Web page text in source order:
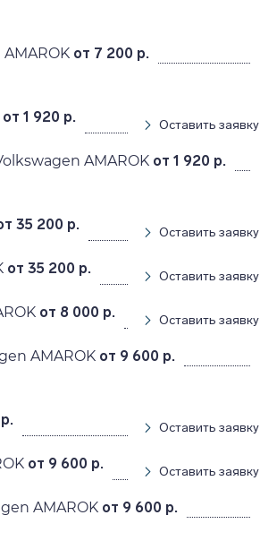
от 7 200 р.
от 1 920 р. Оставить заявку
AMAROK от 1 920 р.
35 200 р. Оставить заявку
от 35 200 р. Оставить заявку
от 8 000 р. Оставить заявку
AMAROK от 9 600 р.
Оставить заявку
от 9 600 р. Оставить заявку
AMAROK от 9 600 р.